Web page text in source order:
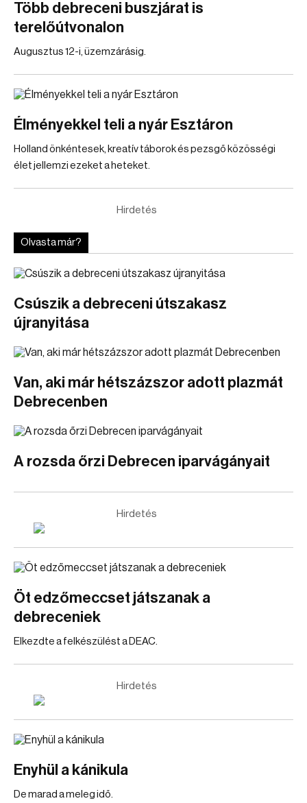
Több debreceni buszjárat is
terelőútvonalon
Augusztus 12-i, üzemzárásig.
Élményekkel teli a nyár Esztáron
Holland önkéntesek, kreatív táborok és pezsgő közösségi
élet jellemzi ezeket a heteket.
Hirdetés
Olvasta már?
Csúszik a debreceni útszakasz
újranyitása
Van, aki már hétszázszor adott plazmát
Debrecenben
A rozsda őrzi Debrecen iparvágányait
Hirdetés
Öt edzőmeccset játszanak a
debreceniek
Elkezdte a felkészülést a DEAC.
Hirdetés
Enyhül a kánikula
De marad a meleg idő.